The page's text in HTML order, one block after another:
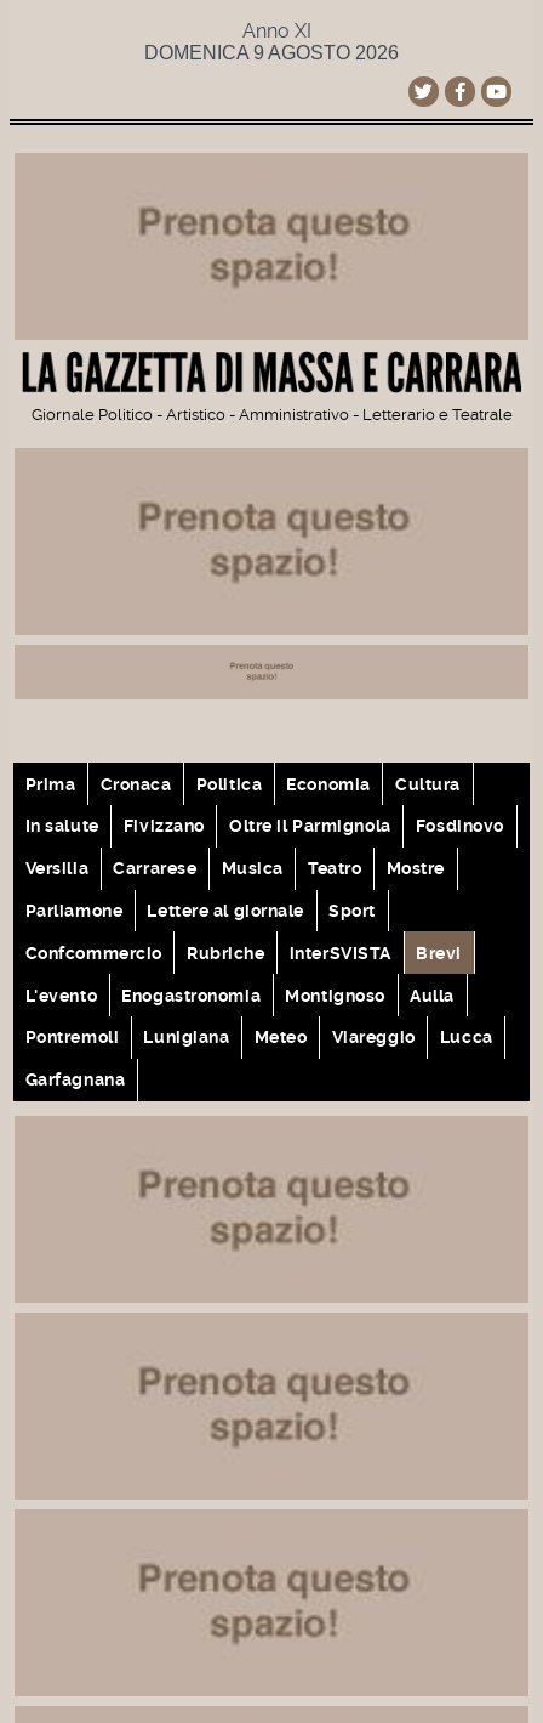
Anno XI
DOMENICA 9 AGOSTO 2026
Giornale Politico - Artistico - Amministrativo - Letterario e Teatrale
Prima Cronaca Politica Economia Cultura
In salute Fivizzano Oltre il Parmignola Fosdinovo
Versilia Carrarese Musica Teatro Mostre
Parliamone Lettere al giornale Sport
Confcommercio Rubriche interSVISTA Brevi
L'evento Enogastronomia Montignoso Aulla
Pontremoli Lunigiana Meteo Viareggio Lucca
Garfagnana